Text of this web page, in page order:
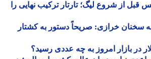
از شروع لیگ؛ تارتار ترکیب نهایی را
خرازی: صریحاً دستور به کشتار
بازار امروز به چه عددی رسید؟